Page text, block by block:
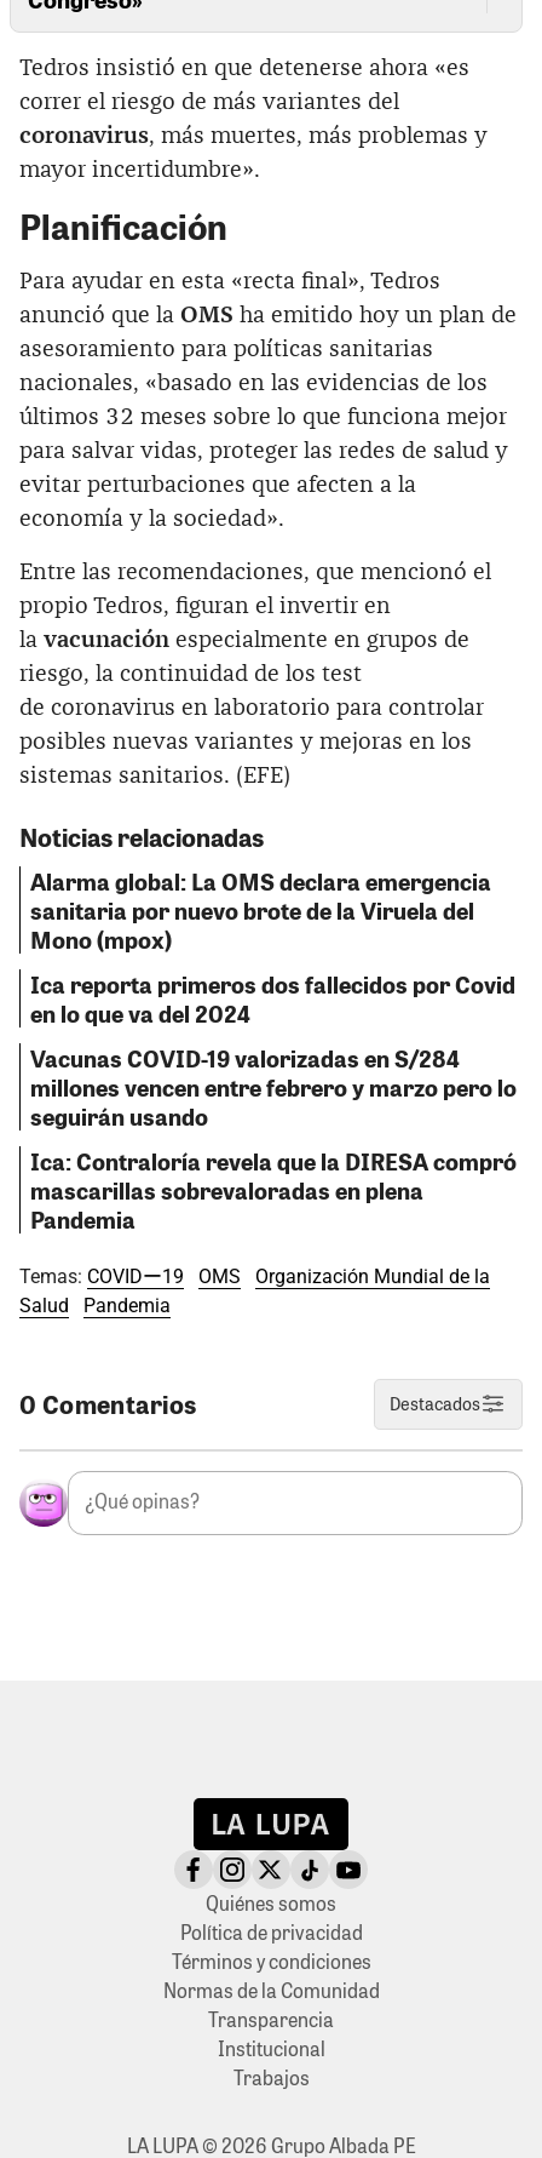
Tedros insistió en que detenerse ahora «es
correr el riesgo de más variantes del
coronavirus, más muertes, más problemas y
mayor incertidumbre».
Planificación
Para ayudar en esta «recta final», Tedros
anunció que la OMS ha emitido hoy un plan de
asesoramiento para políticas sanitarias
nacionales, «basado en las evidencias de los
últimos 32 meses sobre lo que funciona mejor
para salvar vidas, proteger las redes de salud y
evitar perturbaciones que afecten a la
economía y la sociedad».
Entre las recomendaciones, que mencionó el
propio Tedros, figuran el invertir en
la vacunación especialmente en grupos de
riesgo, la continuidad de los test
de coronavirus en laboratorio para controlar
posibles nuevas variantes y mejoras en los
sistemas sanitarios. (EFE)
Noticias relacionadas
Alarma global: La OMS declara emergencia
sanitaria por nuevo brote de la Viruela del
Mono (mpox)
Ica reporta primeros dos fallecidos por Covid
en lo que va del 2024
Vacunas COVID-19 valorizadas en S/284
millones vencen entre febrero y marzo pero lo
seguirán usando
Ica: Contraloría revela que la DIRESA compró
mascarillas sobrevaloradas en plena
Pandemia
Temas: COVIDー19 OMS
Organización Mundial de la
Salud
Pandemia
0 Comentarios Destacados
Quiénes somos
Política de privacidad
Términos y condiciones
Normas de la Comunidad
Transparencia
Institucional
Trabajos
LA LUPA © 2026 Grupo Albada PE